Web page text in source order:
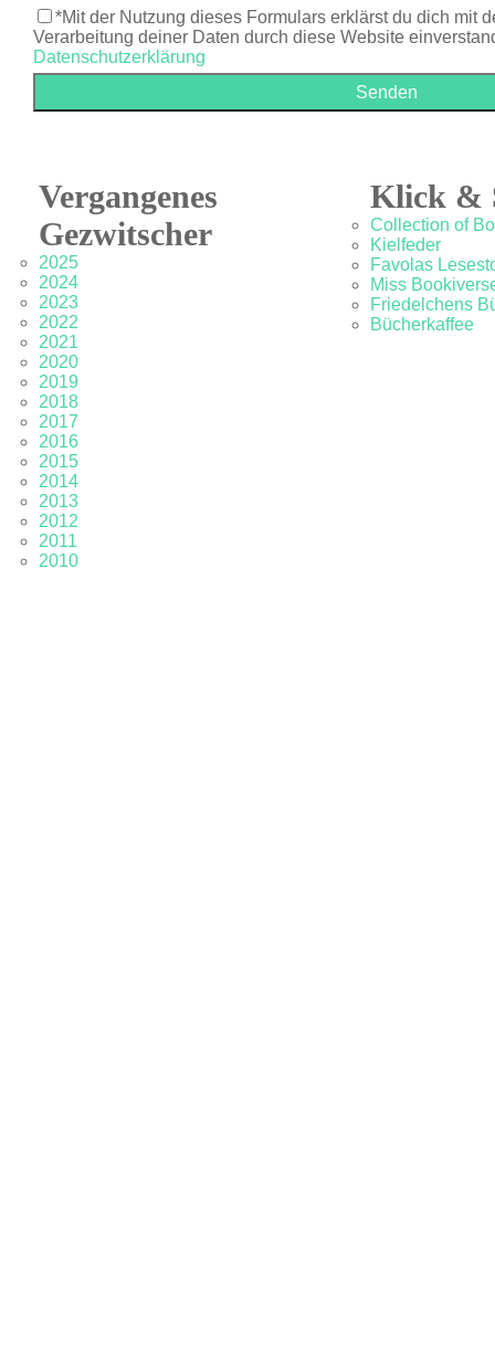
*Mit der Nutzung dieses Formulars erklärst du dich mit
Verarbeitung deiner Daten durch diese Website
Datenschutzerklärung
Vergangenes
Gezwitscher
2025
2024
2023
2022
2021
2020
2019
2018
2017
2016
2015
2014
2013
2012
2011
2010
Klick &
Collection of
Kielfeder
Favolas
Miss
Friedelchens
Bücherkaffee